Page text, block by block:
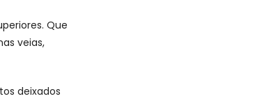
Que
veias,
deixados